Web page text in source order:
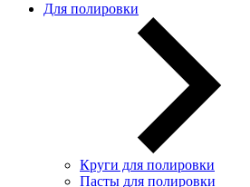
Для полировки
Круги для полировки
Пасты для полировки